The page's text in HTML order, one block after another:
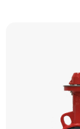
Заказать звонок
Одинцово,
Пункт выдачи